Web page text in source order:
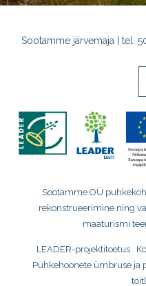
Sootamme järvemaja | tel.
Sootamme OÜ
rekonstrueerimine ning
maaturismi
LEADER-projektitoetus.
Puhkehoonete ümbruse ja